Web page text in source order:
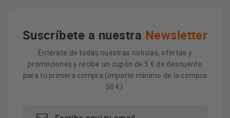
Suscríbete a nuestra Newsletter
Entérate de todas nuestras noticias, ofertas y
promociones y recibe un cupón de 5 € de descuento
para tu primera compra (importe mínimo de la compra
50 €).